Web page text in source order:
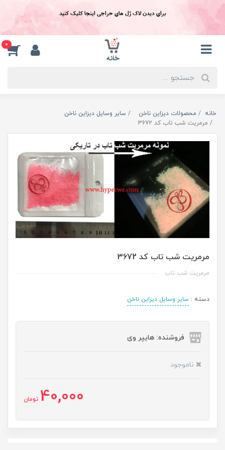
برای دیدن لاک ژل های حراجی اینجا کلیک کنید
0
خانه محصولات دیزاین ناخن
سایر وسایل دیزاین ناخن
مرمریت شب تاب کد 3672
مرمریت شب تاب کد 3672
مرمریت شب تاب
دسته : سایر وسایل دیزاین ناخن
فروشنده: هایپر وی
ناموجود
40,000 تومان